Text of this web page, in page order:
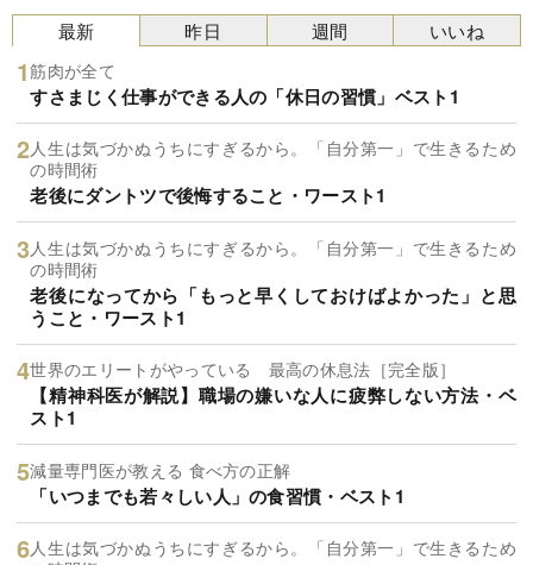
最新
筋肉が全て
すさまじく仕事ができる人の「休日の習慣」ベスト1
人生は気づかぬうちにすぎるから。「自分第一」で生きるため
の時間術
老後にダントツで後悔すること・ワースト1
人生は気づかぬうちにすぎるから。「自分第一」で生きるため
の時間術
老後になってから「もっと早くしておけばよかった」と思
うこと・ワースト1
世界のエリートがやっている 最高の休息法［完全版］
【精神科医が解説】職場の嫌いな人に疲弊しない方法・ベ
スト1
減量専門医が教える 食べ方の正解
「いつまでも若々しい人」の食習慣・ベスト1
人生は気づかぬうちにすぎるから。「自分第一」で生きるため
昨日 週間 いいね